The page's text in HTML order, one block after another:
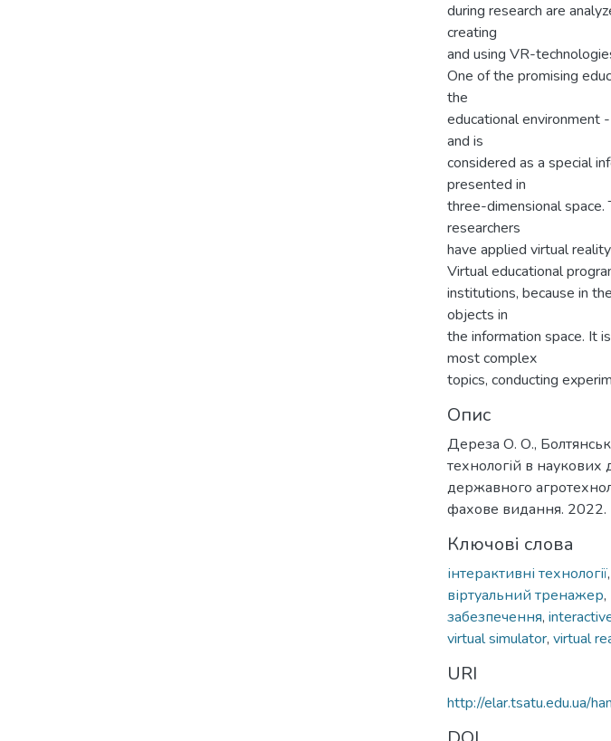
during research are
creating
and using VR-
One of the promising
the
educational environment
and is
considered as a special
presented in
three-dimensional
researchers
have applied virtual
Virtual educational
institutions, because in
objects in
the information space. It
most complex
topics, conducting
Опис
Дереза О. О.,
технологій в наукових
державного
фахове видання.
Ключові слова
інтерактивні технології,
віртуальний тренажер,
забезпечення,
virtual simulator, virtual
URI
http://elar.tsatu.edu.ua/